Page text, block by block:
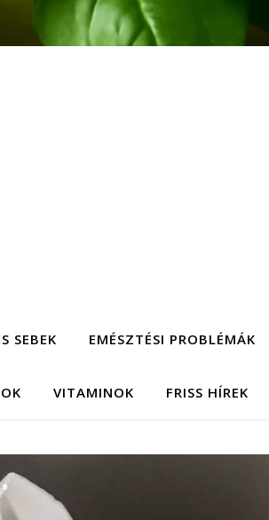
SEBEK EMÉSZTÉSI PROBLÉMÁK
VITAMINOK FRISS HÍREK